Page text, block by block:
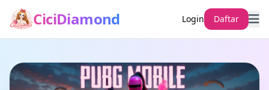
CiciDiamond Login Daftar